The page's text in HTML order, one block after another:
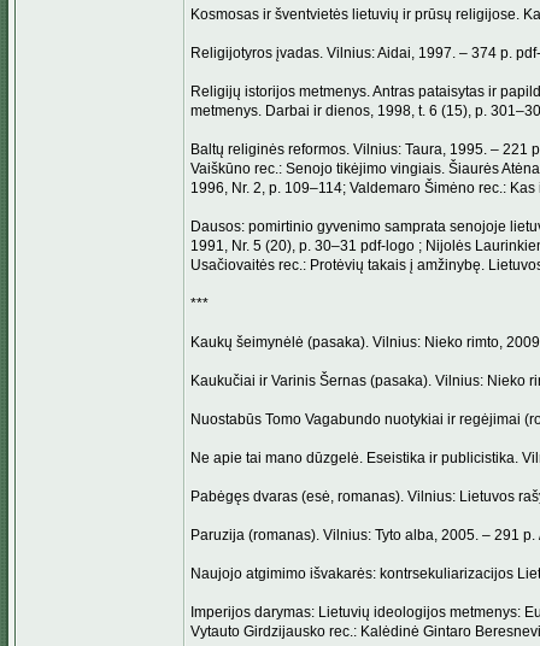
Kosmosas ir šventvietės lietuvių ir prūsų religijose.
Religijotyros įvadas. Vilnius: Aidai, 1997. – 374 p.
Religijų istorijos metmenys. Antras pataisytas ir
metmenys. Darbai ir dienos, 1998, t. 6 (15), p.
Baltų religinės reformos. Vilnius: Taura, 1995. –
Vaiškūno rec.: Senojo tikėjimo vingiais. Šiaurės
1996, Nr. 2, p. 109–114; Valdemaro Šimėno rec.:
Dausos: pomirtinio gyvenimo samprata senojoje
1991, Nr. 5 (20), p. 30–31 pdf-logo ; Nijolės
Usačiovaitės rec.: Protėvių takais į amžinybę.
***
Kaukų šeimynėlė (pasaka). Vilnius: Nieko rimto,
Kaukučiai ir Varinis Šernas (pasaka). Vilnius: Nieko
Nuostabūs Tomo Vagabundo nuotykiai ir regėjimai
Ne apie tai mano dūzgelė. Eseistika ir publicistika.
Pabėgęs dvaras (esė, romanas). Vilnius: Lietuvos
Paruzija (romanas). Vilnius: Tyto alba, 2005. – 291
Naujojo atgimimo išvakarės: kontrsekuliarizacijos
Imperijos darymas: Lietuvių ideologijos metmenys:
Vytauto Girdzijausko rec.: Kalėdinė Gintaro